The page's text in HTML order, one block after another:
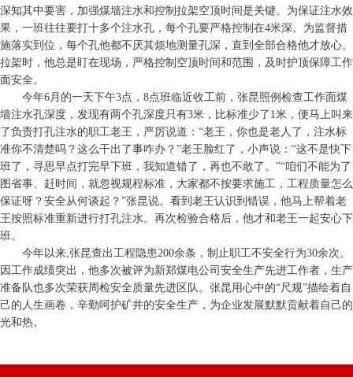
深知其中要害，加强煤墙注水和控制拉架空顶时间是关键。为保证注水效
果，一班往往要打十多个注水孔，每个孔要严格控制在4米深。为监督措
施落实到位，每个孔他都不厌其烦地测量孔深，直到全部合格他才放心。
拉架时，他总是盯在现场，严格控制空顶时间和范围，及时护顶保障工作
面安全。
今年6月的一天下午3点，8点班临近收工前，张昆照例检查工作面煤
墙注水孔深度，发现有两个孔深度只有3米，比标准少了1米，便马上叫来
了负责打孔注水的职工老王，严厉说道：“老王，你也是老人了，注水标
准你不清楚吗？这么干出了事咋办？”老王脸红了，小声说：“这不是快下
班了，寻思早点打完早下班，我知道错了，再也不敢了。”“咱们不能为了
图省事、赶时间，就忽视规程标准，大家都不按要求施工，工程质量怎么
保证呀？安全从何谈起？”张昆说。看到老王认识到错误，他马上帮着老
王按照标准重新进行打孔注水。再次检验合格后，他才和老王一起安心下
班。
今年以来,张昆查出工程隐患200余条，制止职工不安全行为30余次。
因工作成绩突出，他多次被评为新郑煤电公司安全生产先进工作者，生产
准备队也多次荣获周检安全质量先进区队。张昆用心中的“尺规”描绘着自
己的人生画卷，辛勤呵护矿井的安全生产，为企业发展默默贡献着自己的
光和热。